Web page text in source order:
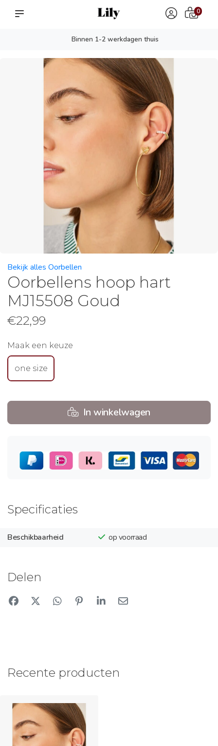
Binnen 1-2 werkdagen thuis
0
Bekijk alles Oorbellen
Oorbellens hoop hart
MJ15508 Goud
€22,99
Maak een keuze
one size
In winkelwagen
Specificaties
Beschikbaarheid op voorraad
Delen
Recente producten